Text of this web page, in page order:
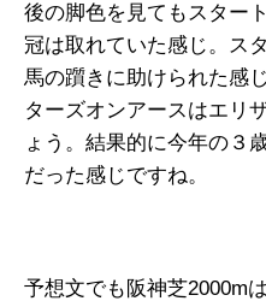
後の脚色を見てもスター
冠は取れていた感じ。ス
馬の躓きに助けられた感
ターズオンアースはエリ
ょう。結果的に今年の３
だった感じですね。
予想文でも阪神芝2000m